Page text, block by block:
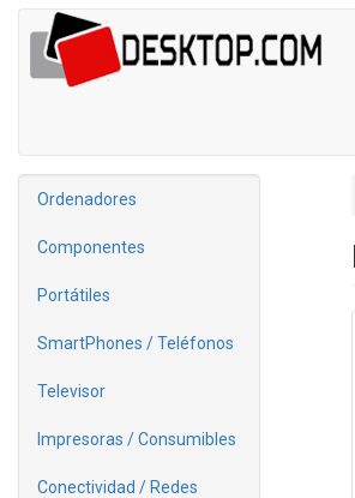
Ordenadores
Componentes
Portátiles
SmartPhones / Teléfonos
Televisor
Impresoras / Consumibles
Conectividad / Redes